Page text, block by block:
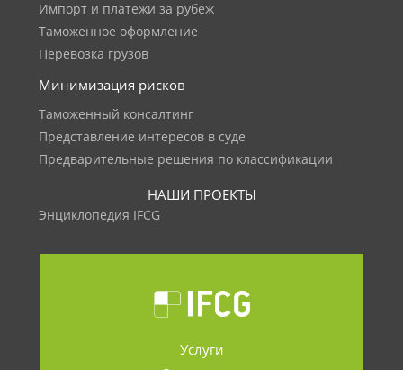
Импорт и платежи за рубеж
Таможенное оформление
Перевозка грузов
Минимизация рисков
Таможенный консалтинг
Представление интересов в суде
Предварительные решения по классификации
НАШИ ПРОЕКТЫ
Энциклопедия IFCG
Услуги